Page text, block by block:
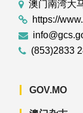
澳门南湾大
https://
(853)2833
GOV.MO